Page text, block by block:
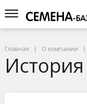
Главная О компании
История